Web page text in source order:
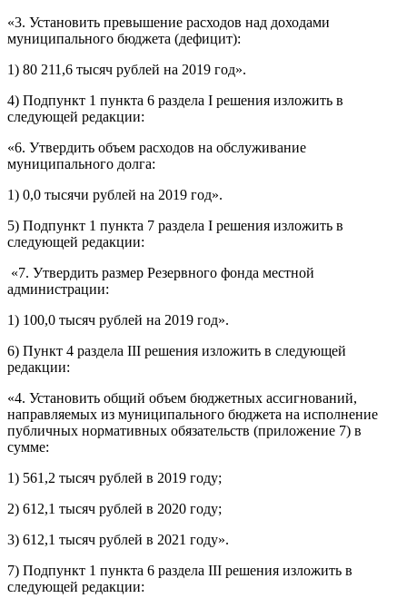
«3. Установить превышение расходов над доходами
муниципального бюджета (дефицит):
1) 80 211,6 тысяч рублей на 2019 год».
4) Подпункт 1 пункта 6 раздела I решения изложить в
следующей редакции:
«6. Утвердить объем расходов на обслуживание
муниципального долга:
1) 0,0 тысячи рублей на 2019 год».
5) Подпункт 1 пункта 7 раздела I решения изложить в
следующей редакции:
«7. Утвердить размер Резервного фонда местной
администрации:
1) 100,0 тысяч рублей на 2019 год».
6) Пункт 4 раздела III решения изложить в следующей
редакции:
«4. Установить общий объем бюджетных ассигнований,
направляемых из муниципального бюджета на исполнение
публичных нормативных обязательств (приложение 7) в
сумме:
1) 561,2 тысяч рублей в 2019 году;
2) 612,1 тысяч рублей в 2020 году;
3) 612,1 тысяч рублей в 2021 году».
7) Подпункт 1 пункта 6 раздела III решения изложить в
следующей редакции: